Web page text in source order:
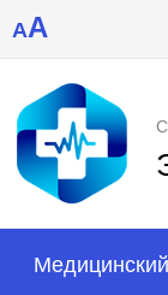
AA